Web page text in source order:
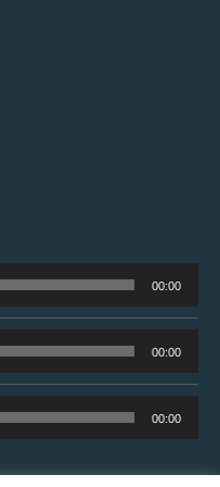
00:00
00:00
00:00